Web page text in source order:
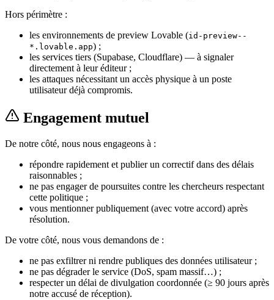
Hors périmètre :
les environnements de preview Lovable (id-preview--
*.lovable.app) ;
les services tiers (Supabase, Cloudflare) — à signaler
directement à leur éditeur ;
les attaques nécessitant un accès physique à un poste
utilisateur déjà compromis.
Engagement mutuel
De notre côté, nous nous engageons à :
répondre rapidement et publier un correctif dans des délais
raisonnables ;
ne pas engager de poursuites contre les chercheurs respectant
cette politique ;
vous mentionner publiquement (avec votre accord) après
résolution.
De votre côté, nous vous demandons de :
ne pas exfiltrer ni rendre publiques des données utilisateur ;
ne pas dégrader le service (DoS, spam massif…) ;
respecter un délai de divulgation coordonnée (≥ 90 jours après
notre accusé de réception).